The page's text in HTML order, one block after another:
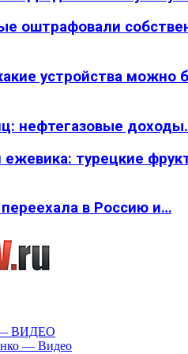
оштрафовали
устройства можно
нефтегазовые
турецкие
в Россию и…
— ВИДЕО
— Видео